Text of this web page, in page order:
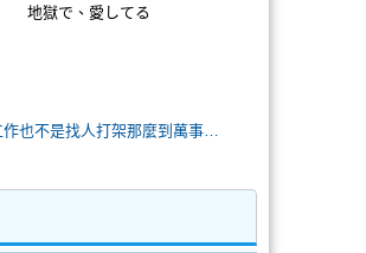
地獄で、愛してる
宇宙海賊春雨雷槍現身江戶！？不是工作也不是找人打架那麼到萬事屋的目的究竟是…？